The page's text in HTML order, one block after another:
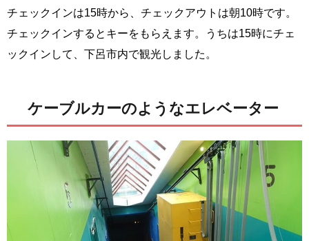
チェックインは15時から、チェックアウトは朝10時です。
チェックインするとキーをもらえます。うちは15時にチェ
ックインして、下呂市内で観光しました。
ケーブルカーのようなエレベーター